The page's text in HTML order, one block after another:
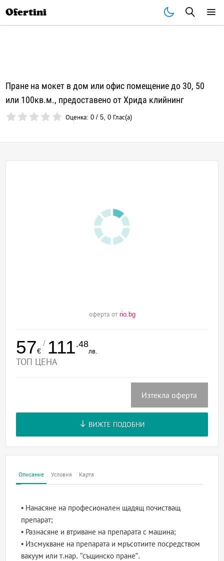
Ofertini
Пране на мокет в дом или офис помещение до 30, 50
или 100кв.м., предоставено от Хрида клийнинг
Оценка:0 /5,0 Глас(а)
оферта от rio.bg
57€
/ 111.48
лв.
ТОП ЦЕНА
Изтекла оферта
ВИЖТЕ ПОДОБНИ
Описание Условия Карта
• Нанасяне на професионален щадящ почистващ
препарат;
• Разнасяне и втриване на препарата с машина;
• Изсмукване на препарата и мръсотиите посредством
вакуум или т.нар. "същинско пране".